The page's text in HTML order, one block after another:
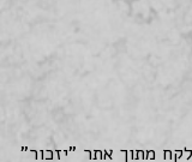
מתוך אתר "יזכור"